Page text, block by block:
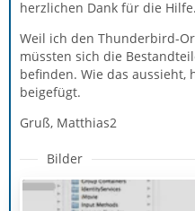
herzlichen Dank für die Hilfe.
Weil ich den Thunderbird-
müssten sich die
befinden. Wie das aussieht,
beigefügt.
Gruß, Matthias2
Bilder